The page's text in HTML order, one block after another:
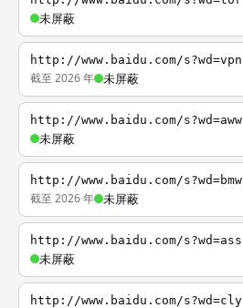
未屏蔽
http://www.baidu.com/s?wd=vpn
截至 2026 年 未屏蔽
http://www.baidu.com/s?wd=aww
未屏蔽
http://www.baidu.com/s?wd=bmw
截至 2026 年 未屏蔽
http://www.baidu.com/s?wd=ass
未屏蔽
http://www.baidu.com/s?wd=cly